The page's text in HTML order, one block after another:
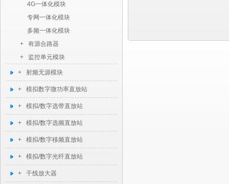
4G一体化模块
专网一体化模块
多频一体化模块
+ 有源合路器
+ 监控单元模块
+ 射频无源模块
+ 模拟数字微功率直放站
+ 模拟/数字选带直放站
+ 模拟/数字选频直放站
+ 模拟/数字移频直放站
+ 模拟/数字光纤直放站
+ 干线放大器